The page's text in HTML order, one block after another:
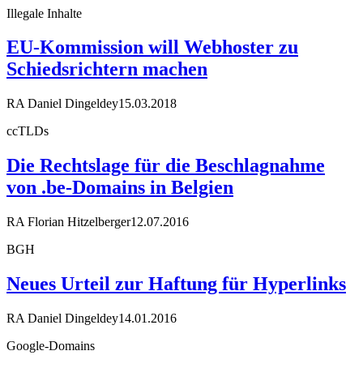
Illegale Inhalte
EU-Kommission will Webhoster zu
Schiedsrichtern machen
RA Daniel Dingeldey15.03.2018
ccTLDs
Die Rechtslage für die Beschlagnahme
von .be-Domains in Belgien
RA Florian Hitzelberger12.07.2016
BGH
Neues Urteil zur Haftung für Hyperlinks
RA Daniel Dingeldey14.01.2016
Google-Domains